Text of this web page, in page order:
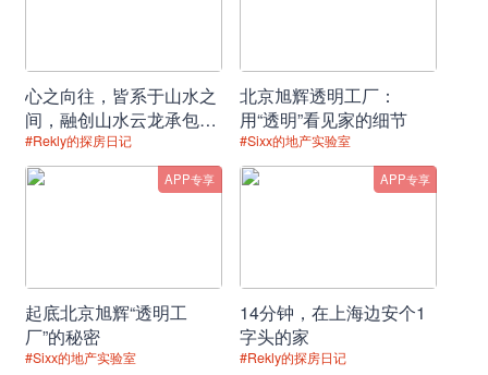
心之向往，皆系于山水之
间，融创山水云龙承包你
的理想生活
#Rekly的探房日记
北京旭辉透明工厂：
用“透明”看见家的细节
#Sixx的地产实验室
APP专享
起底北京旭辉“透明工
厂”的秘密
#Sixx的地产实验室
APP专享
14分钟，在上海边安个1
字头的家
#Rekly的探房日记